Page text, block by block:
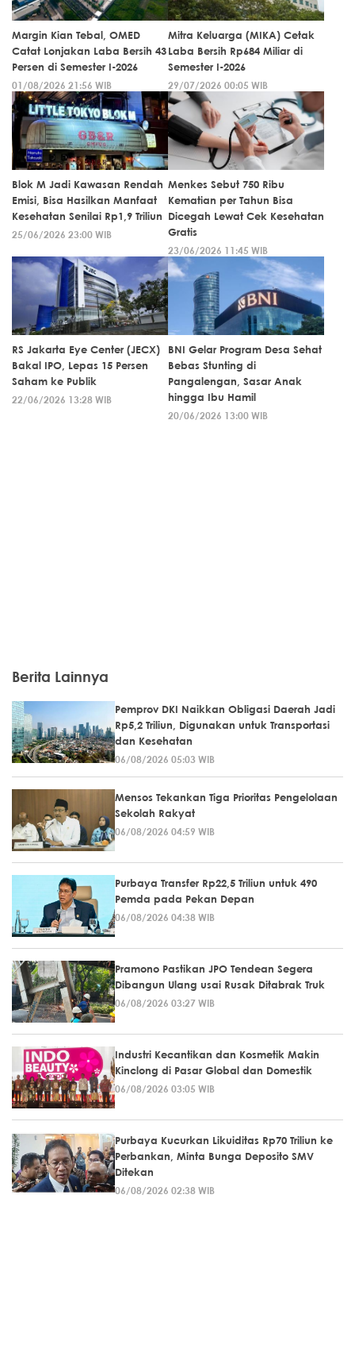
Margin Kian Tebal, OMED
Catat Lonjakan Laba Bersih 43
Persen di Semester I-2026
01/08/2026 21:56 WIB
Mitra Keluarga (MIKA) Cetak
Laba Bersih Rp684 Miliar di
Semester I-2026
29/07/2026 00:05 WIB
Blok M Jadi Kawasan Rendah
Emisi, Bisa Hasilkan Manfaat
Kesehatan Senilai Rp1,9 Triliun
25/06/2026 23:00 WIB
Menkes Sebut 750 Ribu
Kematian per Tahun Bisa
Dicegah Lewat Cek Kesehatan
Gratis
23/06/2026 11:45 WIB
RS Jakarta Eye Center (JECX)
Bakal IPO, Lepas 15 Persen
Saham ke Publik
22/06/2026 13:28 WIB
BNI Gelar Program Desa Sehat
Bebas Stunting di
Pangalengan, Sasar Anak
hingga Ibu Hamil
20/06/2026 13:00 WIB
Berita Lainnya
Pemprov DKI Naikkan Obligasi Daerah Jadi
Rp5,2 Triliun, Digunakan untuk Transportasi
dan Kesehatan
06/08/2026 05:03 WIB
Mensos Tekankan Tiga Prioritas Pengelolaan
Sekolah Rakyat
06/08/2026 04:59 WIB
Purbaya Transfer Rp22,5 Triliun untuk 490
Pemda pada Pekan Depan
06/08/2026 04:38 WIB
Pramono Pastikan JPO Tendean Segera
Dibangun Ulang usai Rusak Ditabrak Truk
06/08/2026 03:27 WIB
Industri Kecantikan dan Kosmetik Makin
Kinclong di Pasar Global dan Domestik
06/08/2026 03:05 WIB
Purbaya Kucurkan Likuiditas Rp70 Triliun ke
Perbankan, Minta Bunga Deposito SMV
Ditekan
06/08/2026 02:38 WIB